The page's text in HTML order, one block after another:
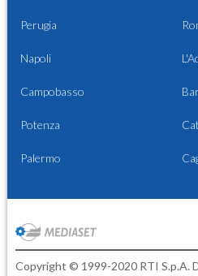
Perugia
Napoli
Campobasso
Potenza
Palermo
Copyright © 1999-2020 RTI S.p.A.